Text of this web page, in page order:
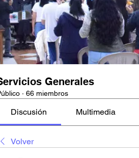
Generales
· 66 miembros
Discusión Multimedia
Volver